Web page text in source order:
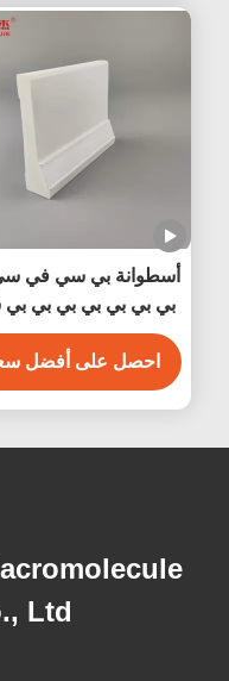
أسطوانة بي سي في
بي بي بي بي بي بي بي
بيضاء مضادة للماء
التنظيف
احصل على أفضل
Ltd.